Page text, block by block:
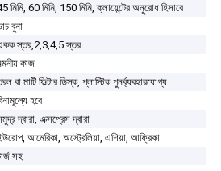
মিমি, 60 মিমি, 150 মিমি, ক্লায়েন্টের অনুরোধ হিসাবে
বুনা
স্তর,2,3,4,5 স্তর
কাজ
বা মাটি ফিল্টার ডিস্ক, প্লাস্টিক পুনর্ব্যবহারযোগ্য
হবে
দ্বারা, এক্সপ্রেস দ্বারা
আমেরিকা, অস্ট্রেলিয়া, এশিয়া, আফ্রিকা
সহ